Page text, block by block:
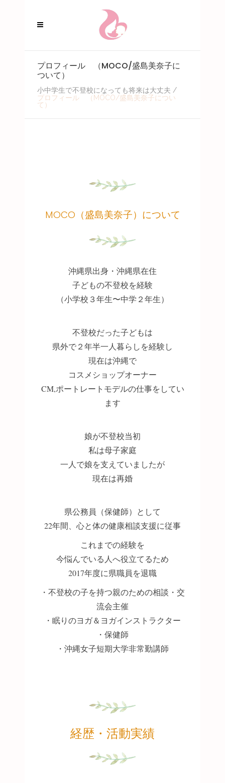
プロフィール （MOCO/盛島美奈子に
ついて）
小中学生で不登校になっても将来は大丈夫 /
プロフィール （MOCO/盛島美奈子につい
て）
MOCO（盛島美奈子）について
沖縄県出身・沖縄県在住
子どもの不登校を経験
（小学校３年生〜中学２年生）
不登校だった子どもは
県外で２年半一人暮らしを経験し
現在は沖縄で
コスメショップオーナー
CM,ポートレートモデルの仕事をしてい
ます
娘が不登校当初
私は母子家庭
一人で娘を支えていましたが
現在は再婚
県公務員（保健師）として
22年間、心と体の健康相談支援に従事
これまでの経験を
今悩んでいる人へ役立てるため
2017年度に県職員を退職
・不登校の子を持つ親のための相談・交
流会主催
・眠りのヨガ＆ヨガインストラクター
・保健師
・沖縄女子短期大学非常勤講師
経歴・活動実績